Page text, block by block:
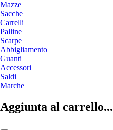
Mazze
Sacche
Carrelli
Palline
Scarpe
Abbigliamento
Guanti
Accessori
Saldi
Marche
Aggiunta al carrello...